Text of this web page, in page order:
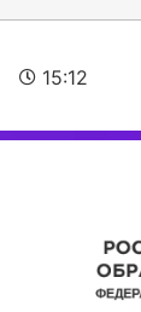
15:12